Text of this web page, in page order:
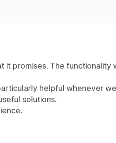
it promises. The functionality
helpful whenever
solutions.